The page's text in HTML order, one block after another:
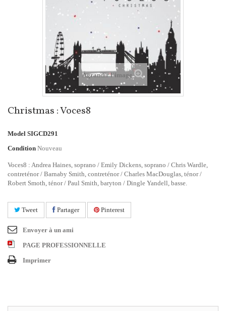
Agrandir l'image
Christmas : Voces8
Model SIGCD291
Condition Nouveau
Voces8 : Andrea Haines, soprano / Emily Dickens, soprano / Chris Wardle,
contreténor / Barnaby Smith, contreténor / Charles MacDouglas, ténor /
Robert Smoth, ténor / Paul Smith, baryton / Dingle Yandell, basse.
Tweet Partager Pinterest
Envoyer à un ami
PAGE PROFESSIONNELLE
Imprimer